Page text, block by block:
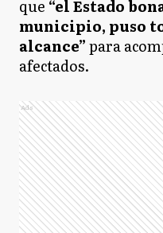
que “el Estado
municipio, puso
alcance”para
afectados.
Ads